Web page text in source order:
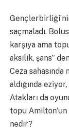
saçmaladı.
karşıya ama
aksilik, şans”
Ceza
aldığında
Atakları da
topu
nedir?